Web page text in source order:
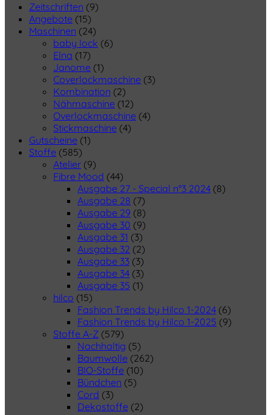
Zeitschriften (9)
Angebote (15)
Maschinen (24)
baby lock (6)
Elna (17)
Janome (1)
Coverlockmaschine (3)
Kombination (2)
Nähmaschine (12)
Overlockmaschine (4)
Stickmaschine (4)
Gutscheine (1)
Stoffe (585)
Atelier (9)
Fibre Mood (44)
Ausgabe 27 - Special n°3 2024 (8)
Ausgabe 28 (7)
Ausgabe 29 (8)
Ausgabe 30 (9)
Ausgabe 31 (3)
Ausgabe 32 (2)
Ausgabe 33 (3)
Ausgabe 34 (3)
Ausgabe 35 (1)
hilco (15)
Fashion Trends by Hilco 1-2024 (6)
Fashion Trends by Hilco 1-2025 (9)
Stoffe A-Z (579)
Nachhaltig (5)
Baumwolle (262)
BIO-Stoffe (10)
Bündchen (5)
Cord (3)
Dekostoffe (2)